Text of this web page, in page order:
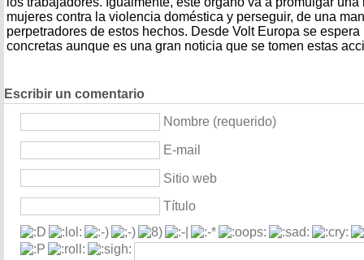
mujeres contra la violencia doméstica y perseguir, de una
perpetradores de estos hechos. Desde Volt Europa se
concretas aunque es una gran noticia que se tomen estas
Escribir un comentario
Nombre (requerido)
E-mail
Sitio web
Título